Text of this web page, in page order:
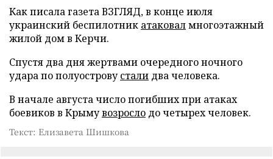
Как писала газета ВЗГЛЯД, в конце июля
украинский беспилотник атаковалмногоэтажный
жилой дом в Керчи.
Спустя два дня жертвами очередного ночного
удара по полуостровустали два человека.
В начале августа число погибших при атаках
боевиков в Крымувозросло до четырех человек.
Текст: Елизавета Шишкова